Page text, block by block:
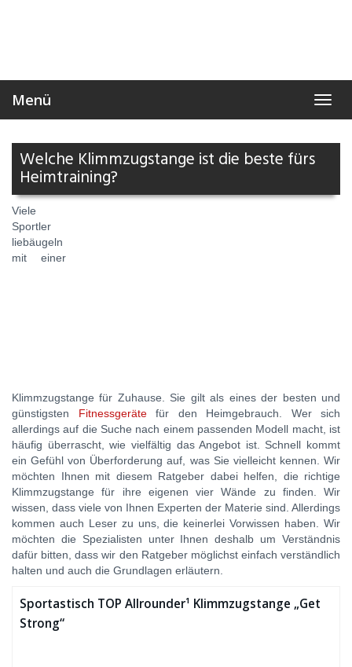
Menü
Welche Klimmzugstange ist die beste fürs
Heimtraining?
Viele
Sportler
liebäugeln
mit einer
Klimmzugstange für Zuhause. Sie gilt als eines der besten und
günstigsten Fitnessgerätefür den Heimgebrauch. Wer sich
allerdings auf die Suche nach einem passenden Modell macht, ist
häufig überrascht, wie vielfältig das Angebot ist. Schnell kommt
ein Gefühl von Überforderung auf, was Sie vielleicht kennen. Wir
möchten Ihnen mit diesem Ratgeber dabei helfen, die richtige
Klimmzugstange für ihre eigenen vier Wände zu finden. Wir
wissen, dass viele von Ihnen Experten der Materie sind. Allerdings
kommen auch Leser zu uns, die keinerlei Vorwissen haben. Wir
möchten die Spezialisten unter Ihnen deshalb um Verständnis
dafür bitten, dass wir den Ratgeber möglichst einfach verständlich
halten und auch die Grundlagen erläutern.
Sportastisch TOP Allrounder¹ Klimmzugstange „Get
Strong“